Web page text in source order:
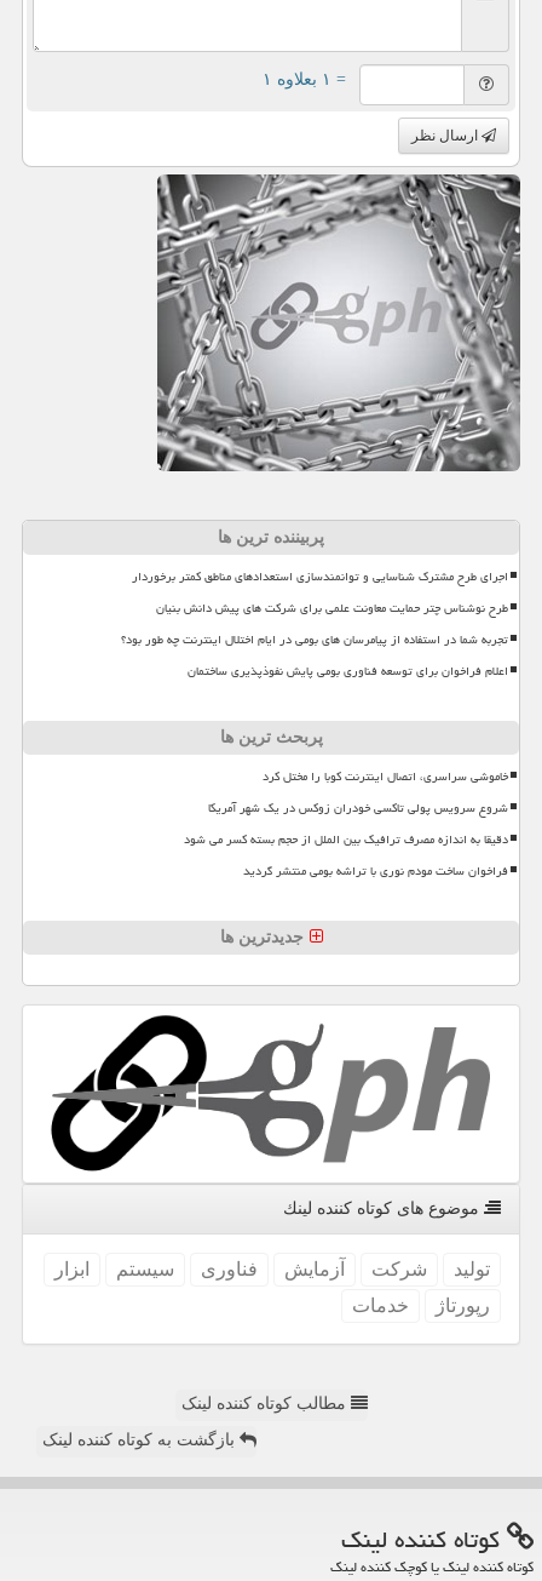
= ۱ بعلاوه ۱
ارسال نظر
پربیننده ترین ها
اجرای طرح مشترک شناسایی و توانمندسازی استعدادهای مناطق کمتر برخوردار
طرح نوشناس چتر حمایت معاونت علمی برای شرکت های پیش دانش بنیان
تجربه شما در استفاده از پیامرسان های بومی در ایام اختلال اینترنت چه طور بود؟
اعلام فراخوان برای توسعه فناوری بومی پایش نفوذپذیری ساختمان
پربحث ترین ها
خاموشی سراسری، اتصال اینترنت کوبا را مختل کرد
شروع سرویس پولی تاکسی خودران زوکس در یک شهر آمریکا
دقیقا به اندازه مصرف ترافیک بین الملل از حجم بسته کسر می شود
فراخوان ساخت مودم نوری با تراشه بومی منتشر گردید
جدیدترین ها
موضوع های كوتاه كننده لینك
تولید شركت آزمایش فناوری سیستم
ابزار
رپورتاژ
خدمات
مطالب کوتاه کننده لینک
بازگشت به کوتاه کننده لینک
كوتاه كننده لینك
کوتاه کننده لینک یا کوچک کننده لینک